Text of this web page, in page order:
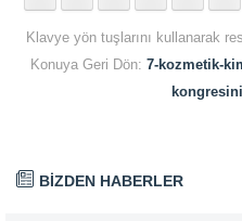
Klavye yön tuşlarını kullanarak
Konuya Geri Dön: 7-kozmetik-
BİZDEN HABERLER